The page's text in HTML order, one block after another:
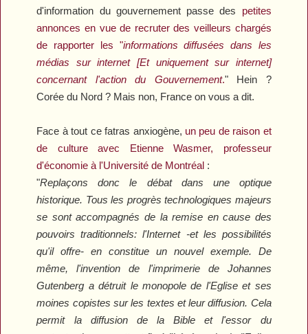
d'information du gouvernement passe des petites
annonces en vue de recruter des veilleurs chargés
de rapporter les "informations diffusées dans les
médias sur internet [Et uniquement sur internet]
concernant l'action du Gouvernement." Hein ?
Corée du Nord ? Mais non, France on vous a dit.
Face à tout ce fatras anxiogène, un peu de raison et
de culture avec Etienne Wasmer, professeur
d'économie à l'Université de Montréal :
"Replaçons donc le débat dans une optique
historique. Tous les progrès technologiques majeurs
se sont accompagnés de la remise en cause des
pouvoirs traditionnels: l'Internet -et les possibilités
qu'il offre- en constitue un nouvel exemple. De
même, l'invention de l'imprimerie de Johannes
Gutenberg a détruit le monopole de l'Eglise et ses
moines copistes sur les textes et leur diffusion. Cela
permit la diffusion de la Bible et l'essor du